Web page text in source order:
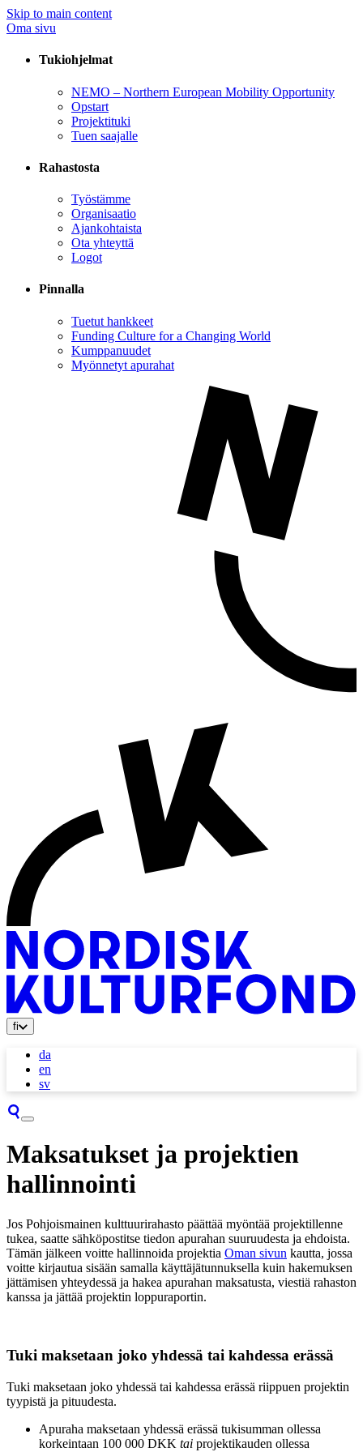
Skip to main content
Oma sivu
Tukiohjelmat
NEMO – Northern European Mobility Opportunity
Opstart
Projektituki
Tuen saajalle
Rahastosta
Työstämme
Organisaatio
Ajankohtaista
Ota yhteyttä
Logot
Pinnalla
Tuetut hankkeet
Funding Culture for a Changing World
Kumppanuudet
Myönnetyt apurahat
fi
da
en
sv
Maksatukset ja projektien
hallinnointi
Jos Pohjoismainen kulttuurirahasto päättää myöntää projektillenne
tukea, saatte sähköpostitse tiedon apurahan suuruudesta ja ehdoista.
Tämän jälkeen voitte hallinnoida projektia Oman sivun kautta, jossa
voitte kirjautua sisään samalla käyttäjätunnuksella kuin hakemuksen
jättämisen yhteydessä ja hakea apurahan maksatusta, viestiä rahaston
kanssa ja jättää projektin loppuraportin.
Tuki maksetaan joko yhdessä tai kahdessa erässä
Tuki maksetaan joko yhdessä tai kahdessa erässä riippuen projektin
tyypistä ja pituudesta.
Apuraha maksetaan yhdessä erässä tukisumman ollessa
korkeintaan 100 000 DKK tai projektikauden ollessa